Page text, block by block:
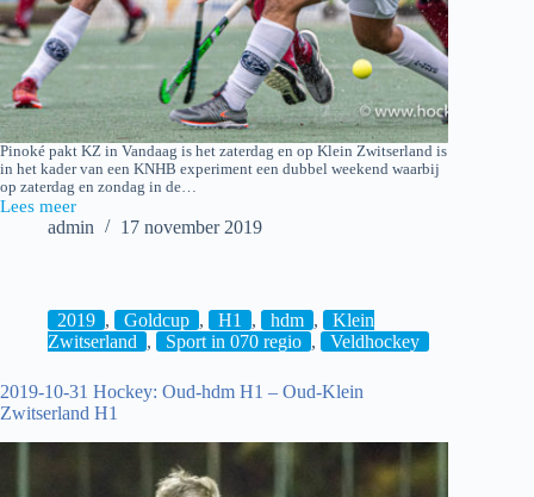
Pinoké pakt KZ in Vandaag is het zaterdag en op Klein Zwitserland is
in het kader van een KNHB experiment een dubbel weekend waarbij
op zaterdag en zondag in de…
Lees meer
2019-
Pinoké
[1-
5]
admin 17 november 2019
2019 , Goldcup , H1 , hdm ,
Klein
Zwitserland , Sport in 070 regio , Veldhockey
2019-10-31 Hockey: Oud-hdm H1 – Oud-Klein
Zwitserland H1